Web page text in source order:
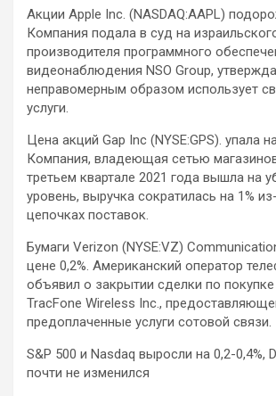
Акции Apple Inc. (NASDAQ:AAPL)
Компания подала в суд на
производителя программного
видеонаблюдения NSO Group,
неправомерным образом использует
услуги.
Цена акций Gap Inc (NYSE:GPS). упала
Компания, владеющая сетью
третьем квартале 2021 года вышла на
уровень, выручка сократилась на 1%
цепочках поставок.
Бумаги Verizon (NYSE:VZ)
цене 0,2%. Американский оператор
объявил о закрытии сделки по
TracFone Wireless Inc.,
предоплаченные услуги сотовой связи.
S&P 500 и Nasdaq выросли на 0,2-0,4%,
почти не изменился